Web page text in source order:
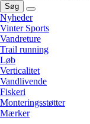
Søg
Nyheder
Vinter Sports
Vandreture
Trail running
Løb
Verticalitet
Vandlivende
Fiskeri
Monteringsstøtter
Mærker